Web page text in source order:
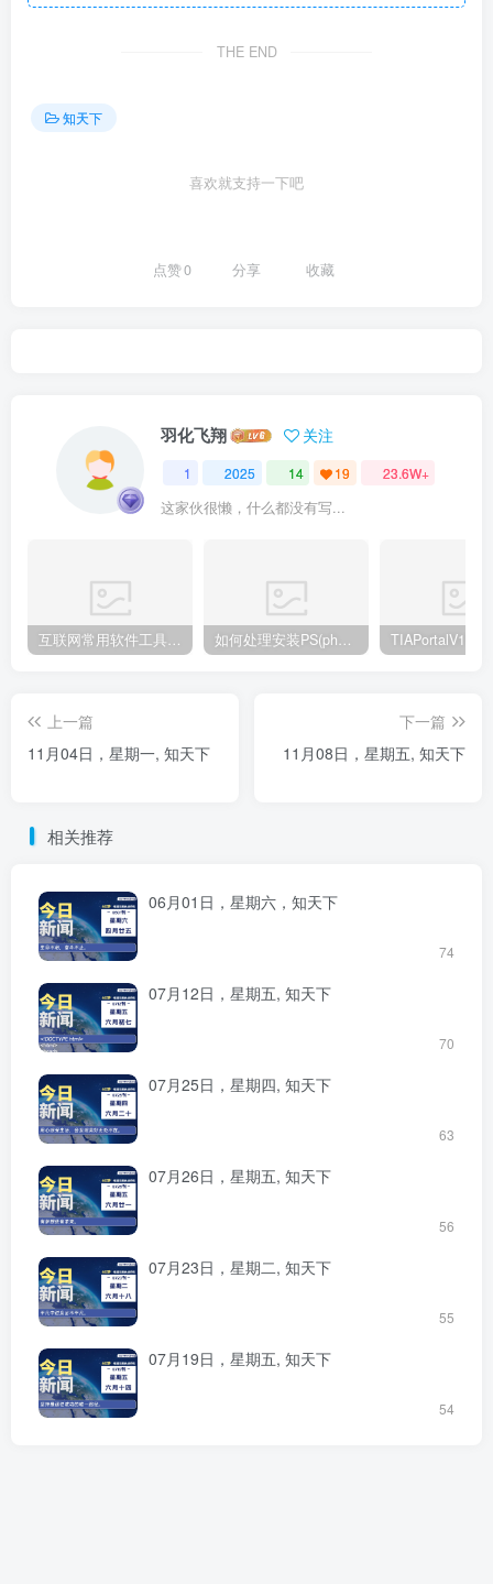
THE END
知天下
喜欢就支持一下吧
点赞0 分享 收藏
羽化飞翔 关注
1 2025 14 19 23.6W+
这家伙很懒，什么都没有写...
互联网常用软件工具资源汇总贴 如何处理安装PS(photoshop cc2018) 时，提示系统或者IE浏览器需要升级
上一篇
11月04日，星期一, 知天下
下一篇
11月08日，星期五, 知天下
相关推荐
06月01日，星期六，知天下
74
07月12日，星期五, 知天下
70
07月25日，星期四, 知天下
63
07月26日，星期五, 知天下
56
07月23日，星期二, 知天下
55
07月19日，星期五, 知天下
54